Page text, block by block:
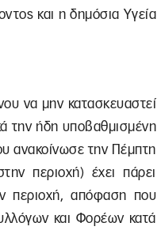
και η δημόσια Υγεία
να μην κατασκευαστεί
την ήδη υποβαθμισμένη
ανακοίνωσε την Πέμπτη
περιοχή) έχει πάρει
περιοχή, απόφαση που
και Φορέων κατά